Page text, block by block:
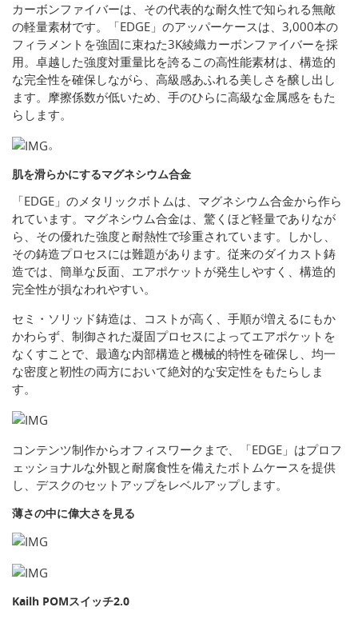
カーボンファイバーは、その代表的な耐久性で知られる無敵
の軽量素材です。「EDGE」のアッパーケースは、3,000本の
フィラメントを強固に束ねた3K綾織カーボンファイバーを採
用。卓越した強度対重量比を誇るこの高性能素材は、構造的
な完全性を確保しながら、高級感あふれる美しさを醸し出し
ます。摩擦係数が低いため、手のひらに高級な金属感をもた
らします。
。
肌を滑らかにするマグネシウム合金
「EDGE」のメタリックボトムは、マグネシウム合金から作ら
れています。マグネシウム合金は、驚くほど軽量でありなが
ら、その優れた強度と耐熱性で珍重されています。しかし、
その鋳造プロセスには難題があります。従来のダイカスト鋳
造では、簡単な反面、エアポケットが発生しやすく、構造的
完全性が損なわれやすい。
セミ・ソリッド鋳造は、コストが高く、手順が増えるにもか
かわらず、制御された凝固プロセスによってエアポケットを
なくすことで、最適な内部構造と機械的特性を確保し、均一
な密度と靭性の両方において絶対的な安定性をもたらしま
す。
コンテンツ制作からオフィスワークまで、「EDGE」はプロフ
ェッショナルな外観と耐腐食性を備えたボトムケースを提供
し、デスクのセットアップをレベルアップします。
薄さの中に偉大さを見る
Kailh POMスイッチ2.0